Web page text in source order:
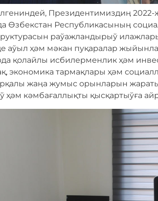
Президентимиздиӊ
Өзбекстан Республикасыныӊ
раўажландырыў
аўыл ҳәм мәкан пуқаралар
қолайлы исбилерменлик ҳәм
экономика тармақлары ҳәм
жаӊа жумыс орынларын
ҳәм кәмбағаллықты қысқартыўға